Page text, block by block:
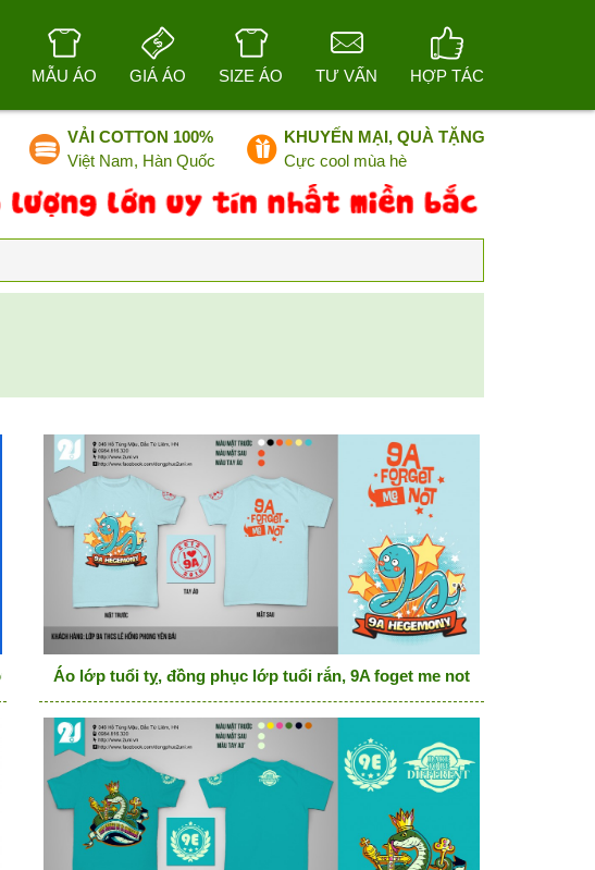
MẪU ÁO GIÁ ÁO SIZE ÁO TƯ VẤN HỢP TÁC
VẢI COTTON 100%
Việt Nam, Hàn Quốc
KHUYẾN MẠI, QUÀ TẶNG
Cực cool mùa hè
can keepÁo lớp tuổi tỵ, đồng phục lớp tuổi rắn, 9A foget me not